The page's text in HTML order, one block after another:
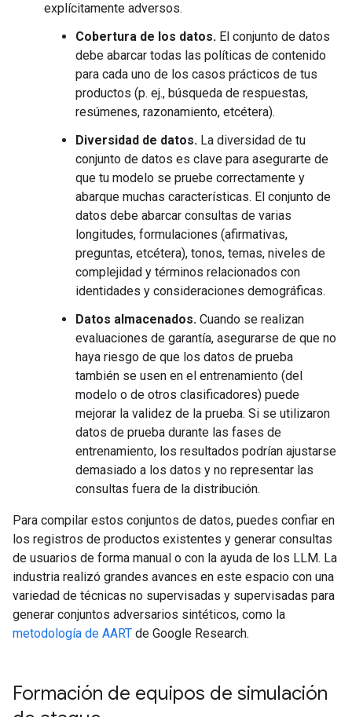
explícitamente adversos.
Cobertura de los datos. El conjunto de datos
debe abarcar todas las políticas de contenido
para cada uno de los casos prácticos de tus
productos (p. ej., búsqueda de respuestas,
resúmenes, razonamiento, etcétera).
Diversidad de datos. La diversidad de tu
conjunto de datos es clave para asegurarte de
que tu modelo se pruebe correctamente y
abarque muchas características. El conjunto de
datos debe abarcar consultas de varias
longitudes, formulaciones (afirmativas,
preguntas, etcétera), tonos, temas, niveles de
complejidad y términos relacionados con
identidades y consideraciones demográficas.
Datos almacenados. Cuando se realizan
evaluaciones de garantía, asegurarse de que no
haya riesgo de que los datos de prueba
también se usen en el entrenamiento (del
modelo o de otros clasificadores) puede
mejorar la validez de la prueba. Si se utilizaron
datos de prueba durante las fases de
entrenamiento, los resultados podrían ajustarse
demasiado a los datos y no representar las
consultas fuera de la distribución.
Para compilar estos conjuntos de datos, puedes confiar en
los registros de productos existentes y generar consultas
de usuarios de forma manual o con la ayuda de los LLM. La
industria realizó grandes avances en este espacio con una
variedad de técnicas no supervisadas y supervisadas para
generar conjuntos adversarios sintéticos, como la
metodología de AART de Google Research.
Formación de equipos de simulación